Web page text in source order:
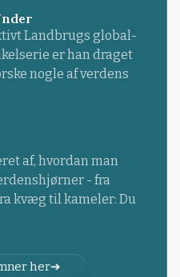
Landbrugs global-
er han draget
nogle af verdens
af, hvordan man
- fra
kvæg til kameler: Du
her